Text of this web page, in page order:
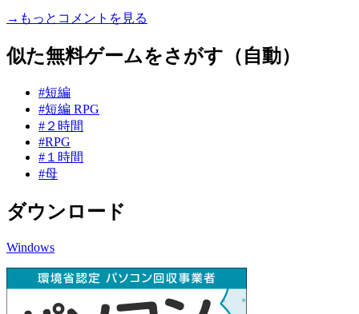
→もっとコメントを見る
似た無料ゲームをさがす（自動）
#短編
#短編 RPG
#２時間
#RPG
#１時間
#母
ダウンロード
Windows